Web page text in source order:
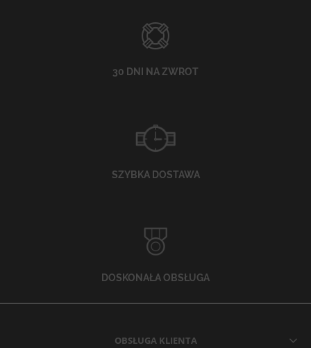
30 DNI NA ZWROT
SZYBKA DOSTAWA
DOSKONAŁA OBSŁUGA
OBSŁUGA KLIENTA